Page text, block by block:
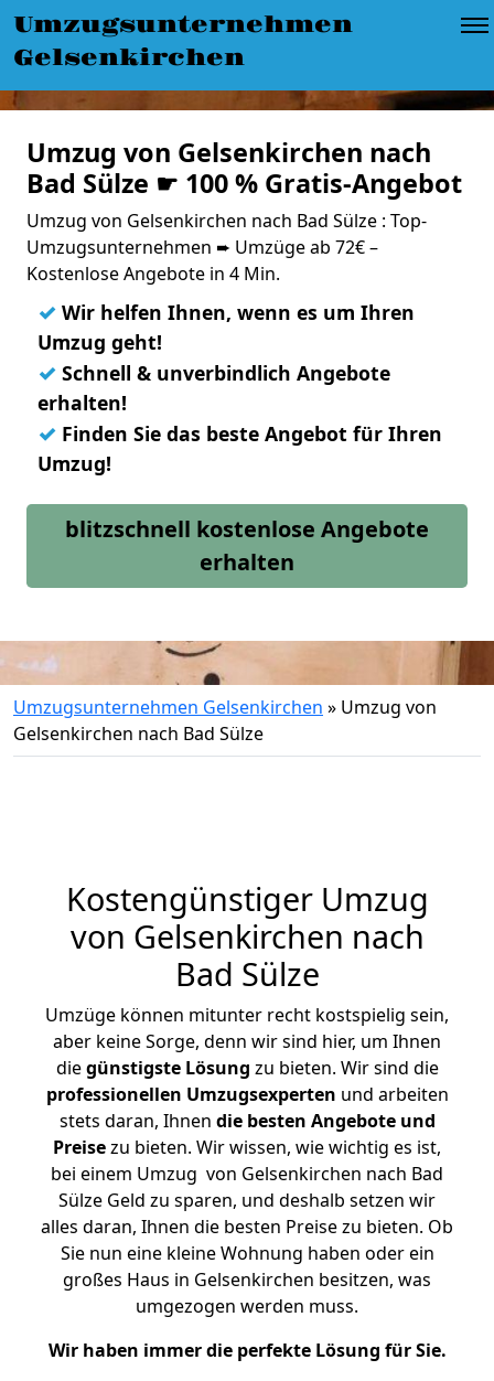
Umzugsunternehmen
Gelsenkirchen
Umzug von Gelsenkirchen nach
Bad Sülze ☛ 100 % Gratis-Angebot
Umzug von Gelsenkirchen nach Bad Sülze : Top-
Umzugsunternehmen ➨ Umzüge ab 72€ –
Kostenlose Angebote in 4 Min.
✓ Wir helfen Ihnen, wenn es um Ihren
Umzug geht!
✓ Schnell & unverbindlich Angebote
erhalten!
✓ Finden Sie das beste Angebot für Ihren
Umzug!
blitzschnell kostenlose Angebote
erhalten
Umzugsunternehmen Gelsenkirchen » Umzug von
Gelsenkirchen nach Bad Sülze
Kostengünstiger Umzug
von Gelsenkirchen nach
Bad Sülze
Umzüge können mitunter recht kostspielig sein,
aber keine Sorge, denn wir sind hier, um Ihnen
diegünstigste Lösung zu bieten. Wir sind die
professionellen Umzugsexperten und arbeiten
stets daran, Ihnen die besten Angebote und
Preisezu bieten. Wir wissen, wie wichtig es ist,
bei einem Umzug von Gelsenkirchen nach Bad
Sülze Geld zu sparen, und deshalb setzen wir
alles daran, Ihnen die besten Preise zu bieten. Ob
Sie nun eine kleine Wohnung haben oder ein
großes Haus in Gelsenkirchen besitzen, was
umgezogen werden muss.
Wir haben immer die perfekte Lösung für Sie.